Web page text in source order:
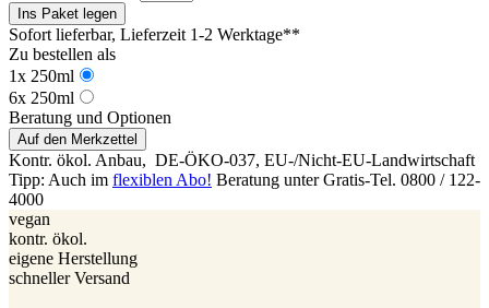
Ins Paket legen
Sofort lieferbar, Lieferzeit 1-2 Werktage**
Zu bestellen als
1x 250ml
6x 250ml
Beratung und Optionen
Auf den Merkzettel
Kontr. ökol. Anbau, DE-ÖKO-037, EU-/Nicht-EU-Landwirtschaft
Tipp: Auch im flexiblen Abo! Beratung unter Gratis-Tel. 0800 / 122-
4000
vegan
kontr. ökol.
eigene Herstellung
schneller Versand